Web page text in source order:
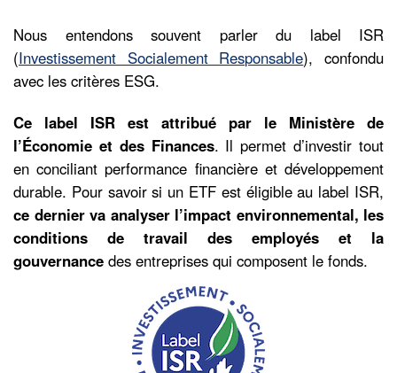
Nous entendons souvent parler du label ISR
(Investissement Socialement Responsable), confondu
avec les critères ESG.
Ce label ISR est attribué par le Ministère de
l’Économie et des Finances. Il permet d’investir tout
en conciliant performance financière et développement
durable. Pour savoir si un ETF est éligible au label ISR,
ce dernier va analyser l’impact environnemental, les
conditions de travail des employés et la
gouvernance des entreprises qui composent le fonds.